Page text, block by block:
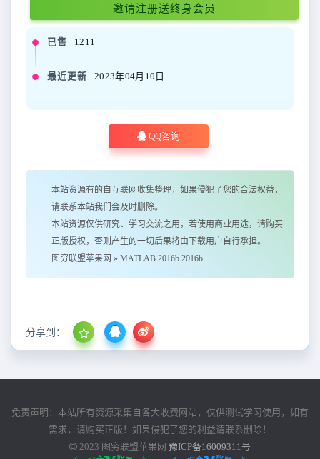
邀请注册送终身会员
已售 1211
最近更新 2023年04月10日
QQ咨询
本站资源有的自互联网收集整理，如果侵犯了您的合法权益，
请联系本站我们会及时删除。
本站资源仅供研究、学习交流之用，若使用商业用途，请购买
正版授权，否则产生的一切后果将由下载用户自行承担。
图穷联盟苹果网 » MATLAB 2016b 2016b
分享到：
免责声明：本站所有资源采集自各大收费网站，仅供测试学习使用，如有
需求，请购买正版！如果侵犯了您的利益请联系删除！
2023 图穷联盟苹果网 豫ICP备16009311号